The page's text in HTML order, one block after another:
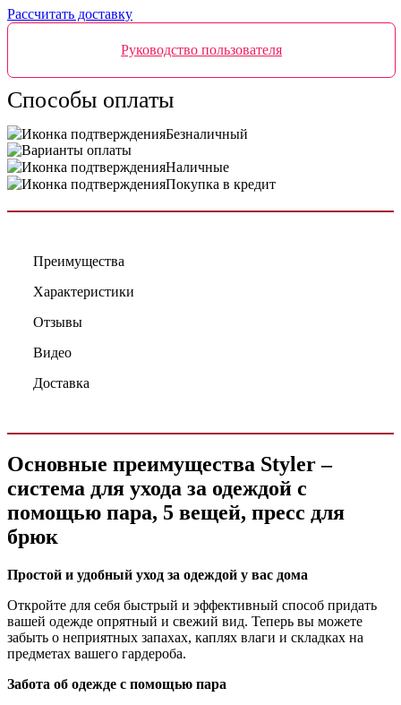
Рассчитать доставку
Руководство пользователя
Способы оплаты
Безналичный
Наличные
Покупка в кредит
Преимущества
Характеристики
Отзывы
Видео
Доставка
Основные преимущества Styler –
система для ухода за одеждой с
помощью пара, 5 вещей, пресс для
брюк
Простой и удобный уход за одеждой у вас дома
Откройте для себя быстрый и эффективный способ придать
вашей одежде опрятный и свежий вид. Теперь вы можете
забыть о неприятных запахах, каплях влаги и складках на
предметах вашего гардероба.
Забота об одежде с помощью пара